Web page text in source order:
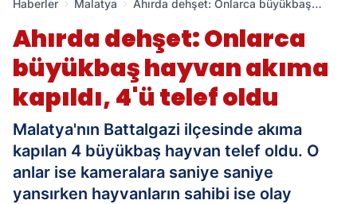
Haberler Malatya
Ahırda dehşet: Onlarca büyükbaş
Ahırda dehşet: Onlarca
büyükbaş hayvan akıma
kapıldı, 4'ü telef oldu
Malatya'nın Battalgazi ilçesinde akıma
kapılan 4 büyükbaş hayvan telef oldu. O
anlar ise kameralara saniye saniye
yansırken hayvanların sahibi ise olay